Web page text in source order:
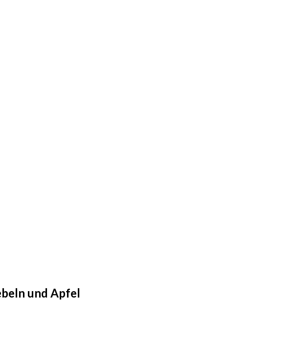
und Apfel